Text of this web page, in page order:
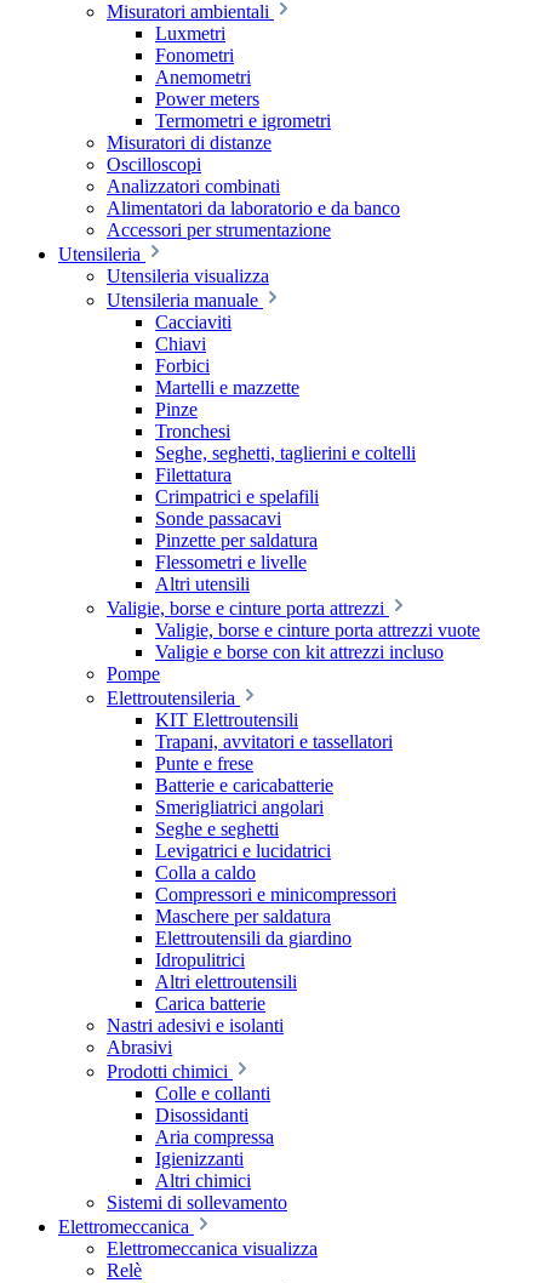
Misuratori ambientali
Luxmetri
Fonometri
Anemometri
Power meters
Termometri e igrometri
Misuratori di distanze
Oscilloscopi
Analizzatori combinati
Alimentatori da laboratorio e da banco
Accessori per strumentazione
Utensileria
Utensileria visualizza
Utensileria manuale
Cacciaviti
Chiavi
Forbici
Martelli e mazzette
Pinze
Tronchesi
Seghe, seghetti, taglierini e coltelli
Filettatura
Crimpatrici e spelafili
Sonde passacavi
Pinzette per saldatura
Flessometri e livelle
Altri utensili
Valigie, borse e cinture porta attrezzi
Valigie, borse e cinture porta attrezzi vuote
Valigie e borse con kit attrezzi incluso
Pompe
Elettroutensileria
KIT Elettroutensili
Trapani, avvitatori e tassellatori
Punte e frese
Batterie e caricabatterie
Smerigliatrici angolari
Seghe e seghetti
Levigatrici e lucidatrici
Colla a caldo
Compressori e minicompressori
Maschere per saldatura
Elettroutensili da giardino
Idropulitrici
Altri elettroutensili
Carica batterie
Nastri adesivi e isolanti
Abrasivi
Prodotti chimici
Colle e collanti
Disossidanti
Aria compressa
Igienizzanti
Altri chimici
Sistemi di sollevamento
Elettromeccanica
Elettromeccanica visualizza
Relè